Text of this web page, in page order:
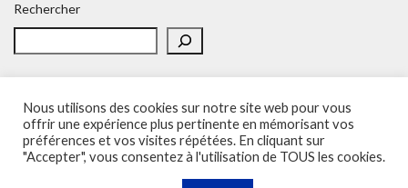
Rechercher
Accueil Politique de confidentialité Adhésion
Contacts
SOS – Demande d’aide
Politique de confidentialité
Nous utilisons des cookies sur notre site web pour vous
offrir une expérience plus pertinente en mémorisant vos
préférences et vos visites répétées. En cliquant sur
"Accepter", vous consentez à l'utilisation de TOUS les cookies.